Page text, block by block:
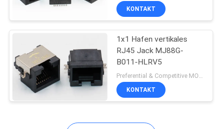
KONTAKT
1x1 Hafen vertikales
RJ45 Jack MJ88G-
B011-HLRV5
Preferential & Competitive MOQ:1000
KONTAKT